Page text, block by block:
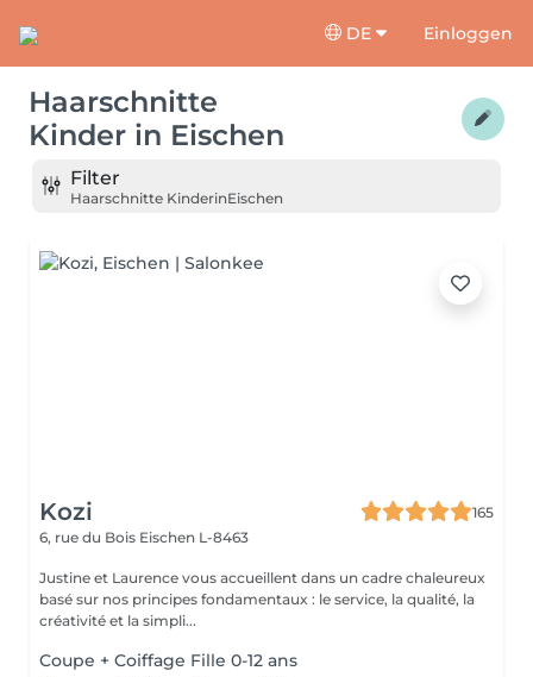
DE Einloggen
Haarschnitte
Kinder in Eischen
Filter
Haarschnitte KinderinEischen
Kozi
165
6, rue du Bois Eischen L-8463
Justine et Laurence vous accueillent dans un cadre chaleureux
basé sur nos principes fondamentaux : le service, la qualité, la
créativité et la simpli...
Coupe + Coiffage Fille 0-12 ans